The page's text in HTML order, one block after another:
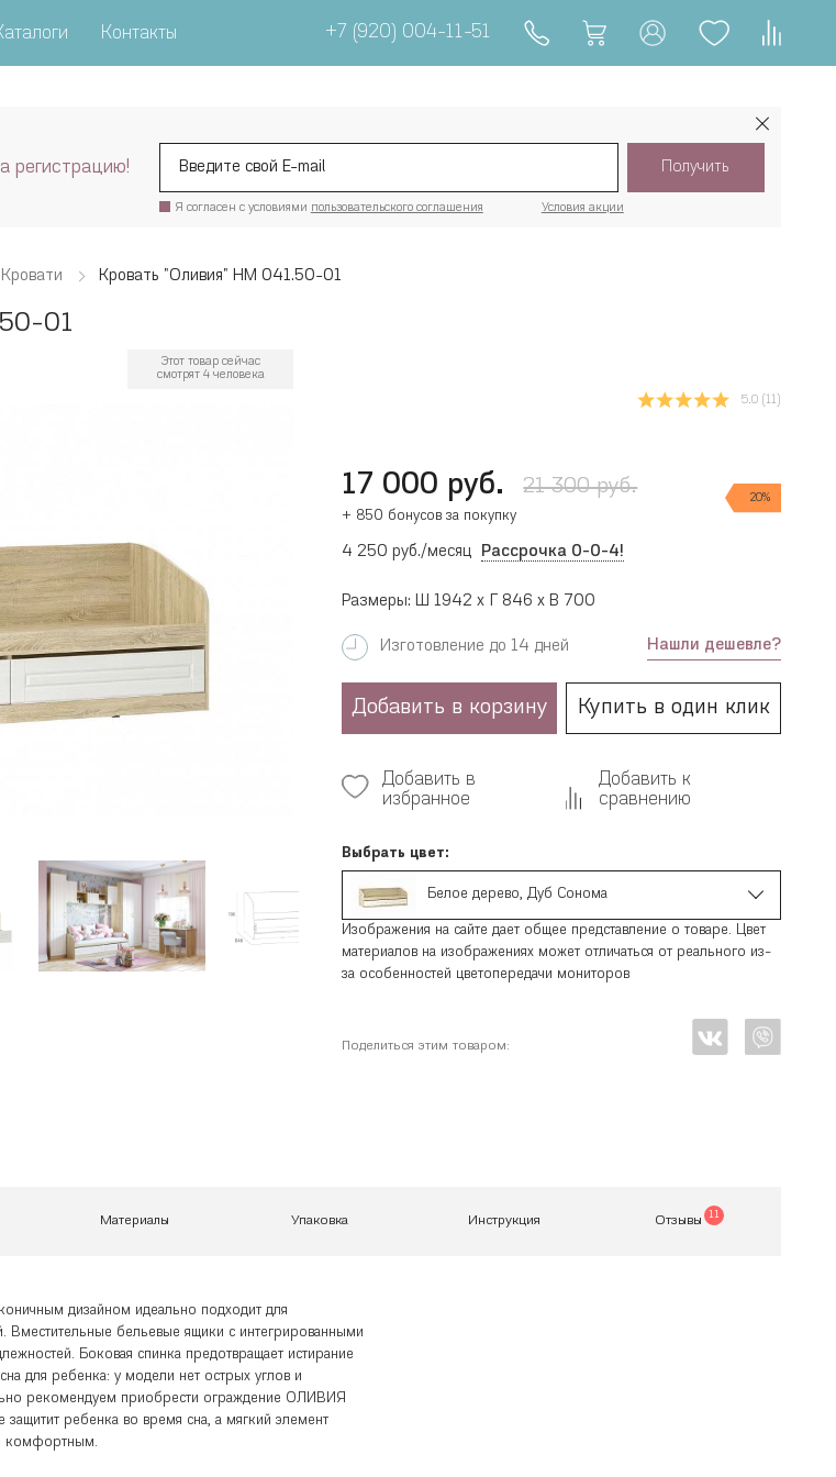
Контакты +7 (920) 004-11-51
регистрацию! Получить
Я согласен с условиями пользовательского соглашения Условия акции
Кровати Кровать "Оливия" НМ 041.50-01
01
5.0 (11)
Этот товар сейчас
смотрят 4 человека
17 000 руб. 21 300 руб.
20%
+ 850 бонусов за покупку
4 250 руб./месяц Рассрочка 0-0-4!
Размеры: Ш 1942 x Г 846 x В 700
Изготовление до 14 дней Нашли дешевле?
Добавить в корзину Купить в один клик
Добавить в
избранное
Добавить к
сравнению
Выбрать цвет:
Белое дерево, Дуб Сонома
Изображения на сайте дает общее представление о товаре. Цвет
материалов на изображениях может отличаться от реального из-
за особенностей цветопередачи мониторов
Поделиться этим товаром:
Материалы Упаковка Инструкция Отзывы
дизайном идеально подходит для
Вместительные бельевые ящики с интегрированными
Боковая спинка предотвращает истирание
для ребенка: у модели нет острых углов и
рекомендуем приобрести ограждение ОЛИВИЯ
ребенка во время сна, а мягкий элемент
комфортным.